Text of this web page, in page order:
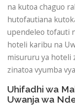
na kutoa chaguo
hutofautiana
upendeleo tofauti
hoteli karibu na
misururu ya hoteli
zinatoa vyumba
Uhifadhi wa
Uwanja wa